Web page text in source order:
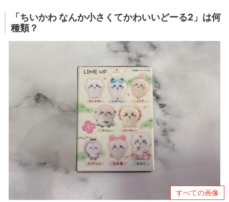
「ちいかわ なんか小さくてかわいいどーる2」は何
種類？
すべての画像